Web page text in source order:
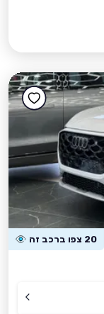
20 צפו ברכב זה